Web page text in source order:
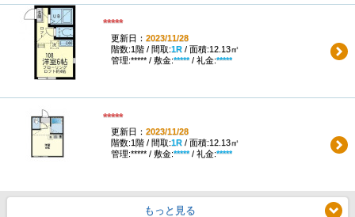
*****
更新日： 2023/11/28
階数:1階 / 間取:1R/ 面積:12.13㎡
管理:***** / 敷金:*****/ 礼金:*****
*****
更新日： 2023/11/28
階数:1階 / 間取:1R/ 面積:12.13㎡
管理:***** / 敷金:*****/ 礼金:*****
もっと見る